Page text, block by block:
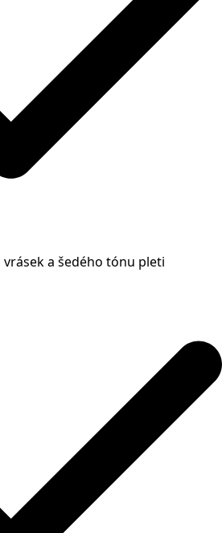
vrásek a šedého tónu pleti